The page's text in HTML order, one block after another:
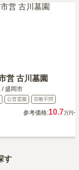
営 古川墓園
/盛岡市
公営霊園 宗教不問
参考価格:10.7万円〜
す